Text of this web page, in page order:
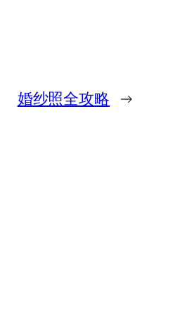
婚纱照全攻略 →